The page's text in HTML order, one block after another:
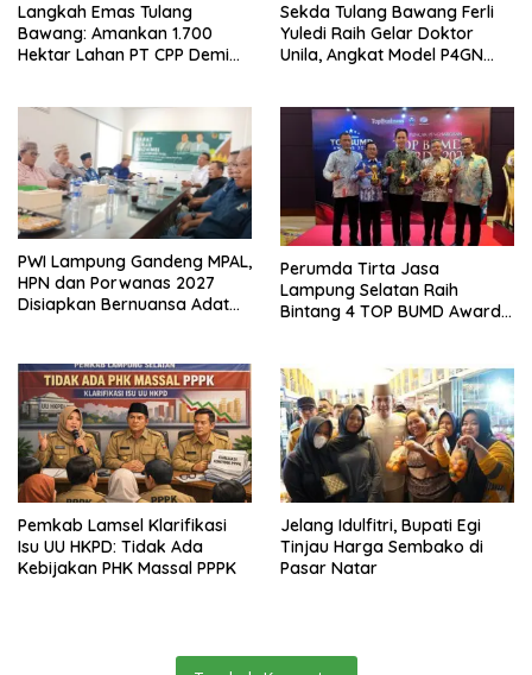
Langkah Emas Tulang
Bawang: Amankan 1.700
Hektar Lahan PT CPP Demi
Sekda Tulang Bawang Ferli
Yuledi Raih Gelar Doktor
Unila, Angkat Model P4GN
PWI Lampung Gandeng MPAL,
HPN dan Porwanas 2027
Disiapkan Bernuansa Adat
Perumda Tirta Jasa
Lampung Selatan Raih
Bintang 4 TOP BUMD Awards
Pemkab Lamsel Klarifikasi
Isu UU HKPD: Tidak Ada
Kebijakan PHK Massal PPPK
Jelang Idulfitri, Bupati Egi
Tinjau Harga Sembako di
Pasar Natar